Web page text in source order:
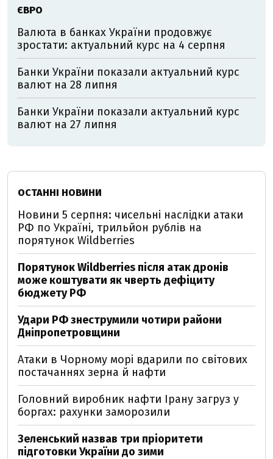
ЄВРО
Валюта в банках України продовжує
зростати: актуальний курс на 4 серпня
Банки України показали актуальний курс
валют на 28 липня
Банки України показали актуальний курс
валют на 27 липня
ОСТАННІ НОВИНИ
Новини 5 серпня: чисельні наслідки атаки
РФ по Україні, трильйон рублів на
порятунок Wildberries
Порятунок Wildberries після атак дронів
може коштувати як чверть дефіциту
бюджету РФ
Удари РФ знеструмили чотири райони
Дніпропетровщини
Атаки в Чорному морі вдарили по світових
постачаннях зерна й нафти
Головний виробник нафти Ірану загруз у
боргах: рахунки заморозили
Зеленський назвав три пріоритети
підготовки України до зими